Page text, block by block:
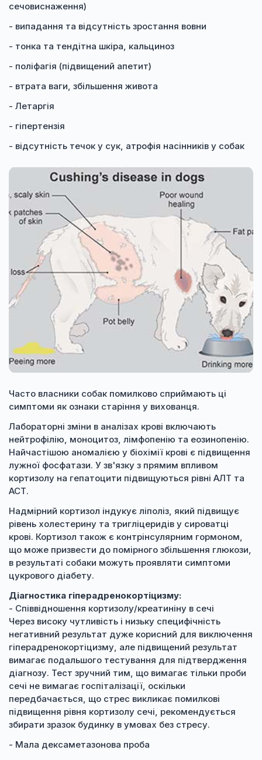
сечовиснаження)
- випадання та відсутність зростання вовни
- тонка та тендітна шкіра, кальциноз
- поліфагія (підвищений апетит)
- втрата ваги, збільшення живота
- Летаргія
- гіпертензія
- відсутність течок у сук, атрофія насінників у собак
Часто власники собак помилково сприймають ці
симптоми як ознаки старіння у вихованця.
Лабораторні зміни в аналізах крові включають
нейтрофілію, моноцитоз, лімфопенію та еозинопенію.
Найчастішою аномалією у біохімії крові є підвищення
лужної фосфатази. У зв'язку з прямим впливом
кортизолу на гепатоцити підвищуються рівні АЛТ та
АСТ.
Надмірний кортизол індукує ліполіз, який підвищує
рівень холестерину та тригліцеридів у сироватці
крові. Кортизол також є контрінсулярним гормоном,
що може призвести до помірного збільшення глюкози,
в результаті собаки можуть проявляти симптоми
цукрового діабету.
Діагностика гіперадренокортіцизму:
- Співвідношення кортизолу/креатиніну в сечі
Через високу чутливість і низьку специфічність
негативний результат дуже корисний для виключення
гіперадренокортіцизму, але підвищений результат
вимагає подальшого тестування для підтвердження
діагнозу. Тест зручний тим, що вимагає тільки проби
сечі не вимагає госпіталізації, оскільки
передбачається, що стрес викликає помилкові
підвищення рівня кортизолу сечі, рекомендується
збирати зразок будинку в умовах без стресу.
- Мала дексаметазонова проба